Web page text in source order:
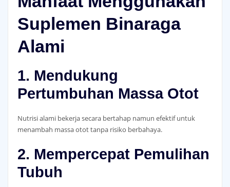
Suplemen Binaraga
Alami
1. Mendukung
Pertumbuhan Massa Otot
Nutrisi alami bekerja secara bertahap namun efektif untuk
menambah massa otot tanpa risiko berbahaya.
2. Mempercepat Pemulihan
Tubuh